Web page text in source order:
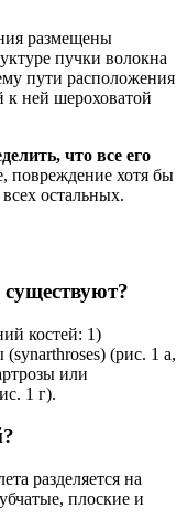
размещены
пучки волокна
пути расположения
к ней шероховатой
что все его
повреждение хотя бы
остальных.
костей: 1)
(рис. 1 а,
или
1 г).
разделяется на
плоские и